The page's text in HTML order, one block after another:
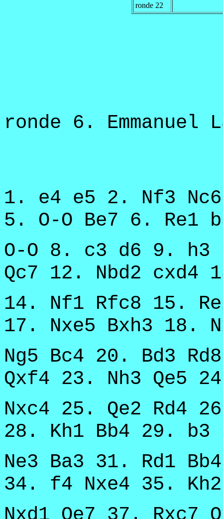
ronde 22
ronde 6. Emmanuel
1. e4 e5 2. Nf3
5. O-O Be7 6. Re1
O-O 8. c3 d6 9. h3
Qc7 12. Nbd2 cxd4
14. Nf1 Rfc8 15.
17. Nxe5 Bxh3 18.
Ng5 Bc4 20. Bd3
Qxf4 23. Nh3 Qe5
Nxc4 25. Qe2 Rd4
28. Kh1 Bb4 29. b3
Ne3 Ba3 31. Rd1
34. f4 Nxe4 35.